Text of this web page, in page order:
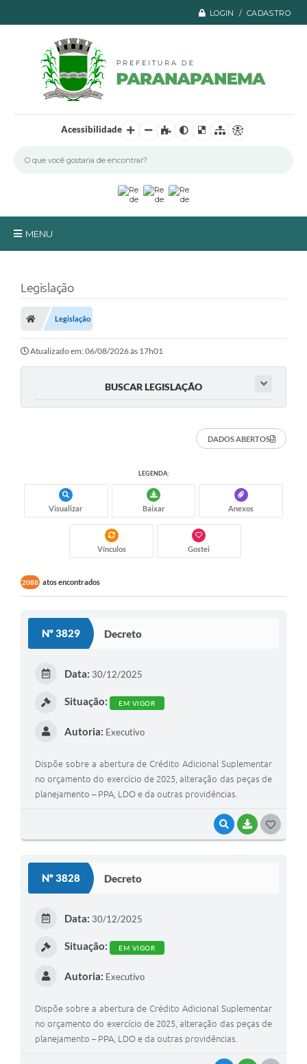
LOGIN / CADASTRO
Acessibilidade
MENU
A Prefeitura
Turismo
Transparência
Fale Conosco
Carta de Serviços
Galeria de Fotos
Transparência
Editais
Legislação
Legislação
Atualizado em: 06/08/2026 às 17h01
BUSCAR LEGISLAÇÃO
DADOS ABERTOS
LEGENDA:
Visualizar Baixar Anexos
Vínculos Gostei
2088 atos encontrados
Nº 3829 Decreto
VISUALIZAR
BAIXAR
Data: 30/12/2025
Situação: EM VIGOR
Autoria: Executivo
Dispõe sobre a abertura de Crédito Adicional Suplementar
no orçamento do exercício de 2025, alteração das peças de
planejamento – PPA, LDO e da outras providências.
Nº 3828 Decreto
Data: 30/12/2025
Situação: EM VIGOR
Autoria: Executivo
Dispõe sobre a abertura de Crédito Adicional Suplementar
no orçamento do exercício de 2025, alteração das peças de
planejamento – PPA, LDO e da outras providências.